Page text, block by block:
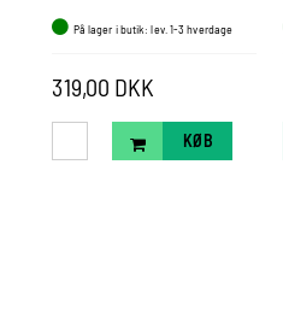
På lager i butik: lev. 1-3 hverdage
319,00 DKK
KØB